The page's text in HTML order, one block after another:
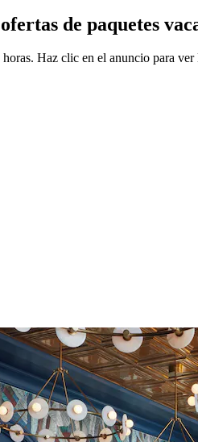
de paquetes
Haz clic en el anuncio para ver